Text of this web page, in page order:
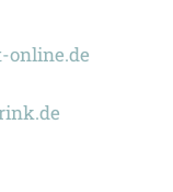
online.de